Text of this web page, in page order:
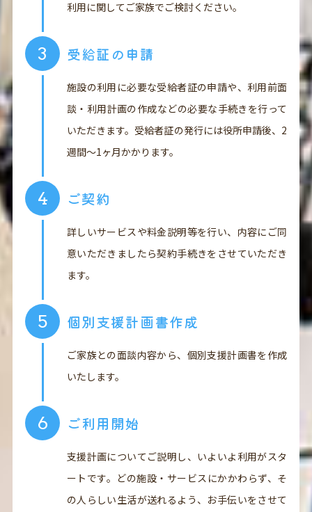
利用に関してご家族でご検討ください。
受給証の申請
施設の利用に必要な受給者証の申請や、利用前面
談・利用計画の作成などの必要な手続きを行って
いただきます。受給者証の発行には役所申請後、2
週間～1ヶ月かかります。
ご契約
詳しいサービスや料金説明等を行い、内容にご同
意いただきましたら契約手続きをさせていただき
ます。
個別支援計画書作成
ご家族との面談内容から、個別支援計画書を作成
いたします。
ご利用開始
支援計画についてご説明し、いよいよ利用がスタ
ートです。どの施設・サービスにかかわらず、そ
の人らしい生活が送れるよう、お手伝いをさせて